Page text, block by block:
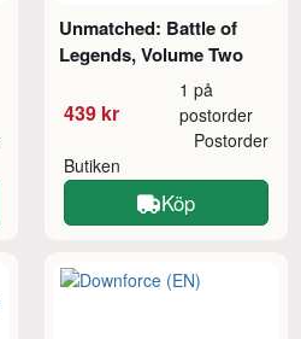
Unmatched: Battle of
Legends, Volume Two
439 kr
1 på
postorder
Butiken
Postorder
Köp